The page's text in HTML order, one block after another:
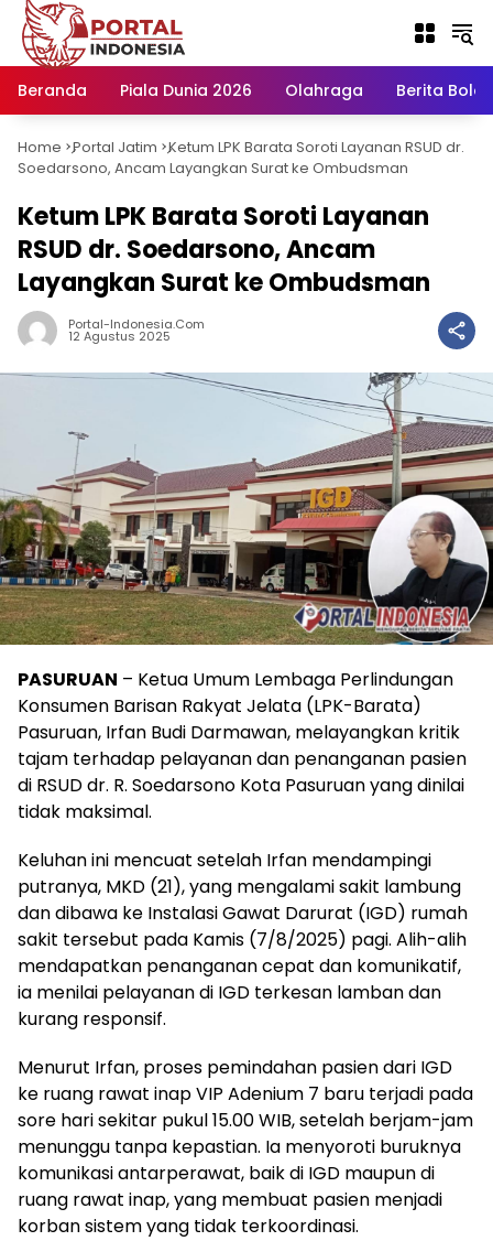
Langsung
konten
Beranda
Piala Dunia 2026 Olahraga Berita Bola
Home -
Portal Jatim -
Ketum LPK Barata Soroti Layanan RSUD dr.
Soedarsono, Ancam Layangkan Surat ke Ombudsman
Ketum LPK Barata Soroti Layanan
RSUD dr. Soedarsono, Ancam
Layangkan Surat ke Ombudsman
Portal-Indonesia.com
12 Agustus 2025
PASURUAN – Ketua Umum Lembaga Perlindungan
Konsumen Barisan Rakyat Jelata (LPK-Barata)
Pasuruan, Irfan Budi Darmawan, melayangkan kritik
tajam terhadap pelayanan dan penanganan pasien
di RSUD dr. R. Soedarsono Kota Pasuruan yang dinilai
tidak maksimal.
Keluhan ini mencuat setelah Irfan mendampingi
putranya, MKD (21), yang mengalami sakit lambung
dan dibawa ke Instalasi Gawat Darurat (IGD) rumah
sakit tersebut pada Kamis (7/8/2025) pagi. Alih-alih
mendapatkan penanganan cepat dan komunikatif,
ia menilai pelayanan di IGD terkesan lamban dan
kurang responsif.
Menurut Irfan, proses pemindahan pasien dari IGD
ke ruang rawat inap VIP Adenium 7 baru terjadi pada
sore hari sekitar pukul 15.00 WIB, setelah berjam-jam
menunggu tanpa kepastian. Ia menyoroti buruknya
komunikasi antarperawat, baik di IGD maupun di
ruang rawat inap, yang membuat pasien menjadi
korban sistem yang tidak terkoordinasi.